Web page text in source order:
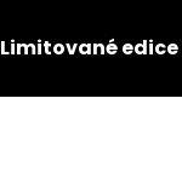
Limitované edice